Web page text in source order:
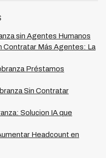
no contacto en días
la restricción.
sin Agentes Humanos
Contratar Más Agentes: La
Préstamos
Sin Contratar
Solucion IA que
Headcount en